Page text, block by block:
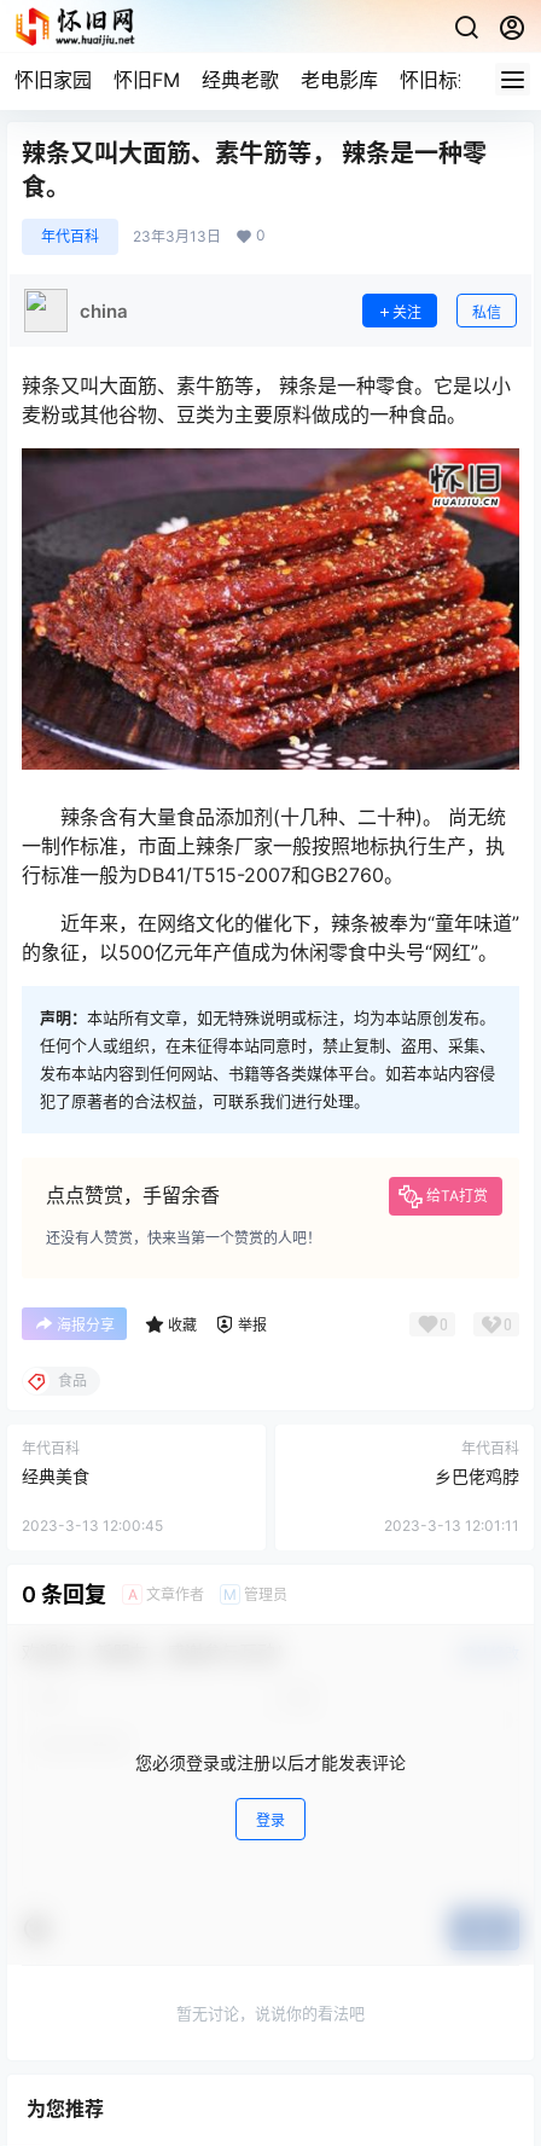
怀旧家园 怀旧FM 经典老歌 老电影库 怀旧标签 网
辣条又叫大面筋、素牛筋等， 辣条是一种零
食。
年代百科 23年3月13日 0
china 关注 私信
辣条又叫大面筋、素牛筋等， 辣条是一种零食。它是以小
麦粉或其他谷物、豆类为主要原料做成的一种食品。
辣条含有大量食品添加剂(十几种、二十种)。 尚无统
一制作标准，市面上辣条厂家一般按照地标执行生产，执
行标准一般为DB41/T515-2007和GB2760。
近年来，在网络文化的催化下，辣条被奉为“童年味道”
的象征，以500亿元年产值成为休闲零食中头号“网红”。
声明： 本站所有文章，如无特殊说明或标注，均为本站原创发布。
任何个人或组织，在未征得本站同意时，禁止复制、盗用、采集、
发布本站内容到任何网站、书籍等各类媒体平台。如若本站内容侵
犯了原著者的合法权益，可联系我们进行处理。
点点赞赏，手留余香 给TA打赏
还没有人赞赏，快来当第一个赞赏的人吧！
海报分享 收藏 举报 0 0
食品
年代百科
经典美食
2023-3-13 12:00:45
年代百科
乡巴佬鸡脖
2023-3-13 12:01:11
0 条回复 A 文章作者 M 管理员
您必须登录或注册以后才能发表评论
登录
暂无讨论，说说你的看法吧
为您推荐